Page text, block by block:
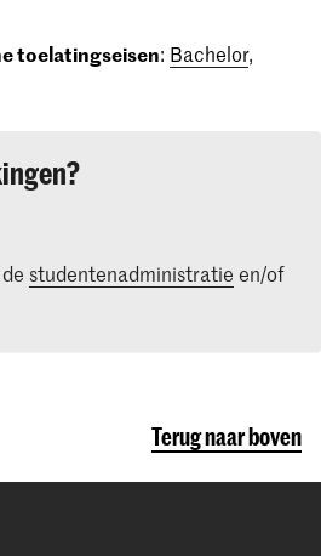
toelatingseisen: Bachelor,
studentenadministratie en/of
Terug naar boven